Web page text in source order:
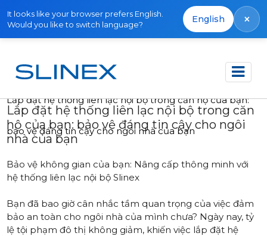
It looks like your browser prefers English.
Would you like to switch language?
English ×
Trang chủ Bài viết
Lắp đặt hệ thống liên lạc nội bộ trong căn hộ của bạn:
bảo vệ đáng tin cậy cho ngôi nhà của bạn
Lắp đặt hệ thống liên lạc nội bộ trong căn
hộ của bạn: bảo vệ đáng tin cậy cho ngôi
nhà của bạn
Bảo vệ không gian của bạn: Nâng cấp thông minh với
hệ thống liên lạc nội bộ Slinex
Bạn đã bao giờ cân nhắc tầm quan trọng của việc đảm
bảo an toàn cho ngôi nhà của mình chưa? Ngày nay, tỷ
lệ tội phạm đô thị không giảm, khiến việc lắp đặt hệ